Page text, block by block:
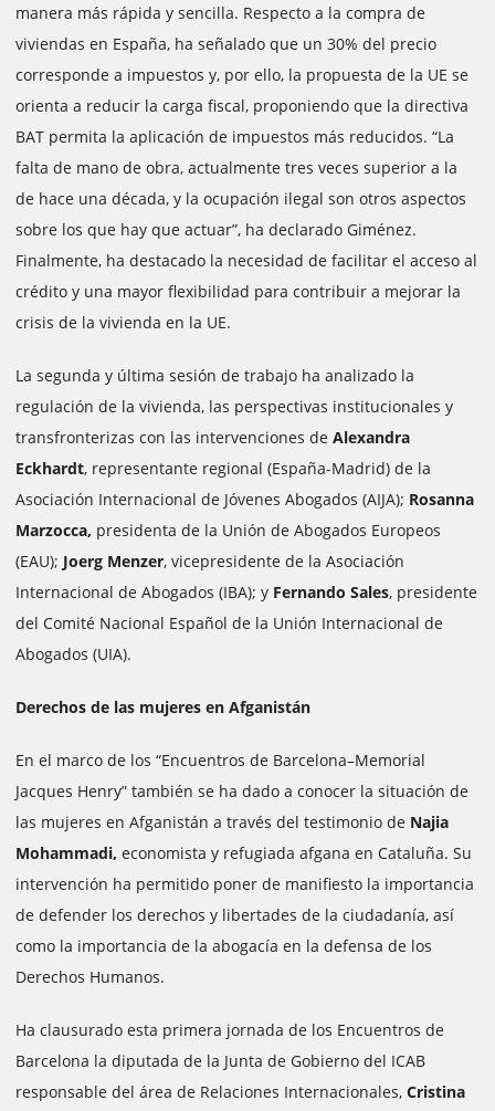
manera más rápida y sencilla. Respecto a la compra de
viviendas en España, ha señalado que un 30% del precio
corresponde a impuestos y, por ello, la propuesta de la UE se
orienta a reducir la carga fiscal, proponiendo que la directiva
BAT permita la aplicación de impuestos más reducidos. “La
falta de mano de obra, actualmente tres veces superior a la
de hace una década, y la ocupación ilegal son otros aspectos
sobre los que hay que actuar”, ha declarado Giménez.
Finalmente, ha destacado la necesidad de facilitar el acceso al
crédito y una mayor flexibilidad para contribuir a mejorar la
crisis de la vivienda en la UE.
La segunda y última sesión de trabajo ha analizado la
regulación de la vivienda, las perspectivas institucionales y
transfronterizas con las intervenciones de Alexandra
Eckhardt, representante regional (España-Madrid) de la
Asociación Internacional de Jóvenes Abogados (AIJA); Rosanna
Marzocca, presidenta de la Unión de Abogados Europeos
(EAU); Joerg Menzer, vicepresidente de la Asociación
Internacional de Abogados (IBA); y Fernando Sales, presidente
del Comité Nacional Español de la Unión Internacional de
Abogados (UIA).
Derechos de las mujeres en Afganistán
En el marco de los “Encuentros de Barcelona–Memorial
Jacques Henry” también se ha dado a conocer la situación de
las mujeres en Afganistán a través del testimonio de Najia
Mohammadi, economista y refugiada afgana en Cataluña. Su
intervención ha permitido poner de manifiesto la importancia
de defender los derechos y libertades de la ciudadanía, así
como la importancia de la abogacía en la defensa de los
Derechos Humanos.
Ha clausurado esta primera jornada de los Encuentros de
Barcelona la diputada de la Junta de Gobierno del ICAB
responsable del área de Relaciones Internacionales, Cristina